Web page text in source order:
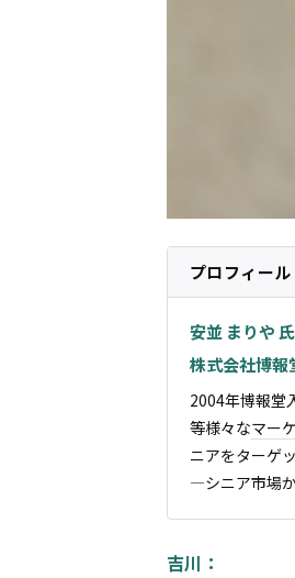
プロフィール
安並 まりや 氏
株式会社博
2004年博報堂
等様々なマー
ニアをターゲ
―シニア市場
吉川：